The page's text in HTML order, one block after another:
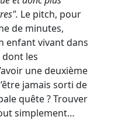
Le pitch, pour
de minutes,
enfant vivant dans
les
une deuxième
jamais sorti de
quête ? Trouver
simplement…